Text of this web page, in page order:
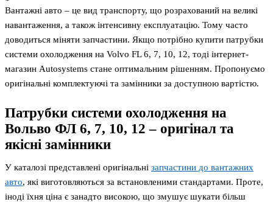
Вантажні авто – це вид транспорту, що розрахований на великі
навантаження, а також інтенсивну експлуатацію. Тому часто
доводиться міняти запчастини. Якщо потрібно купити патрубки
системи охолодження на Volvo FL 6, 7, 10, 12, тоді інтернет-
магазин Autosystems стане оптимальним рішенням. Пропонуємо
оригінальні комплектуючі та замінники за доступною вартістю.
Патрубки системи охолодження на
Вольво ФЛ 6, 7, 10, 12 – оригінал та
якісні замінники
У каталозі представлені оригінальні запчастини до вантажних
авто, які виготовляються за встановленими стандартами. Проте,
іноді їхня ціна є занадто високою, що змушує шукати більш